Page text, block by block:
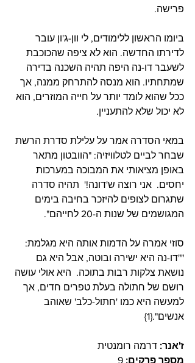
פרישה.
ביומו הראשון ללימודים, לי וון-ג'ון עובר
לדירתו החדשה. הוא לא ציפה שהכוכבת
לשעבר דו-נה היפה תהיה השכנה בדירה
שמתחתיו. הוא מנסה להתרחק ממנה, אך
ככל שהוא לומד יותר על חייה המוזרים, הוא
לא יכול שלא להתעניין.
במאי הסדרה אמר על עלילת סדרת הרשת
שבחר לביים לטלוויזיה: "הוובטון מתאר
באופן מציאותי את המבוכה במערכות
יחסים.  אני רוצה ש'דונה!'  תהיה סדרה
שתגרום לצופים להיזכר בחיבה בימים
המגושמים של שנות ה-20 לחייהם".
סוזי אמרה על הדמות אותה היא מגלמת:
""דו-נה היא ישירה ובוטה, אבל היא גם
נושאת צלקות רבות בתוכה.  היא אולי עושה
רושם של חתולה בעלת טפרים חדים, אך
למעשה היא כמו 'חתול-כלב' שאוהב
אנשים".{1}
ז'אנר: דרמה רומנטית
מספר פרקים: